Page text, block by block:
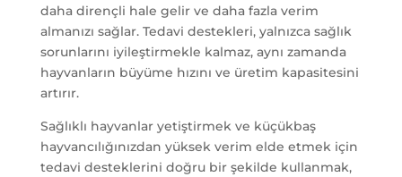
daha dirençli hale gelir ve daha fazla verim
almanızı sağlar. Tedavi destekleri, yalnızca sağlık
sorunlarını iyileştirmekle kalmaz, aynı zamanda
hayvanların büyüme hızını ve üretim kapasitesini
artırır.
Sağlıklı hayvanlar yetiştirmek ve küçükbaş
hayvancılığınızdan yüksek verim elde etmek için
tedavi desteklerini doğru bir şekilde kullanmak,